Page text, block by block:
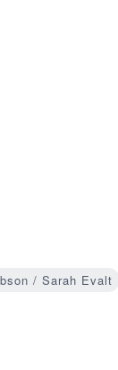
/ Sarah Evalt